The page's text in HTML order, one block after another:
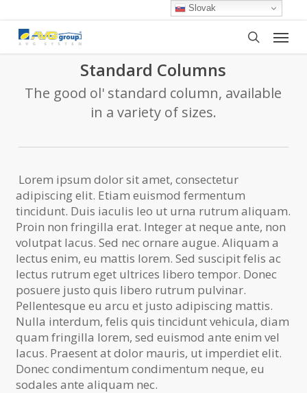
main
content
search
Menu
Standard Columns
The good ol' standard column, available
in a variety of sizes.
Lorem ipsum dolor sit amet, consectetur
adipiscing elit. Etiam euismod fermentum
tincidunt. Duis iaculis leo ut urna rutrum aliquam.
Proin non fringilla erat. Integer at neque ante, non
volutpat lacus. Sed nec ornare augue. Aliquam a
lectus enim, eu mattis lorem. Sed suscipit felis ac
lectus rutrum eget ultrices libero tempor. Donec
posuere justo quis libero rutrum pulvinar.
Pellentesque eu arcu et justo adipiscing mattis.
Nulla interdum, felis quis tincidunt vehicula, diam
quam fringilla lorem, sed euismod ante enim vel
lacus. Praesent at dolor mauris, ut imperdiet elit.
Donec condimentum condimentum neque, eu
sodales ante aliquam nec.
Slovak